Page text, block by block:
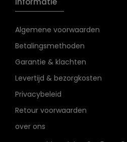
Algemene voorwaarden
Betalingsmethoden
Garantie & klachten
Levertijd & bezorgkosten
Privacybeleid
Retour voorwaarden
over ons